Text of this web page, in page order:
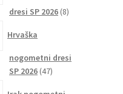
dresi SP 2026 88
Hrvaška
nogometni dresi
SP 2026 4747